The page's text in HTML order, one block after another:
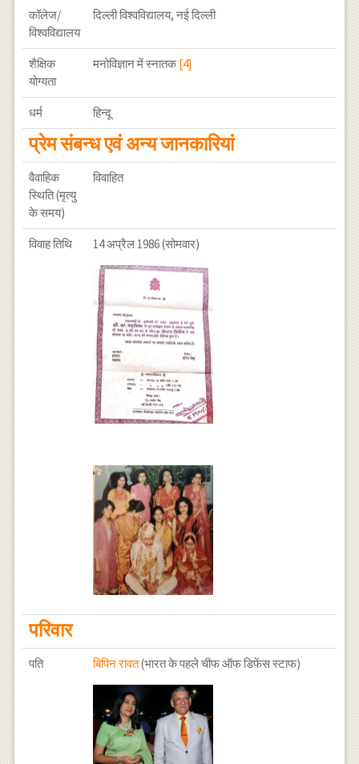
कॉलेज/
विश्वविद्यालय
दिल्ली विश्वविद्यालय, नई दिल्ली
शैक्षिक
योग्यता
मनोविज्ञान में स्नातक[4]
धर्म हिन्दू
प्रेम संबन्ध एवं अन्य जानकारियां
वैवाहिक
स्थिति (मृत्यु
के समय)
विवाहित
विवाह तिथि 14 अप्रैल 1986 (सोमवार)
परिवार
पति बिपिन रावत(भारत के पहले चीफ ऑफ डिफेंस स्टाफ)